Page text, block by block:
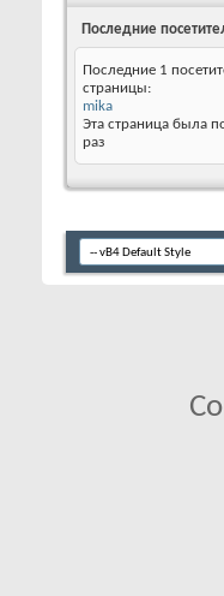
Последние
Последние 1
страницы:
mika
Эта страница была
раз